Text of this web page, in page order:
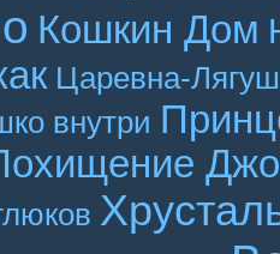
Кошкин Дом
Царевна-
внутри